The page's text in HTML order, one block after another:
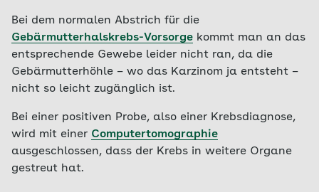
Bei dem normalen Abstrich für die
Gebärmutterhalskrebs-Vorsorge kommt man an das
entsprechende Gewebe leider nicht ran, da die
Gebärmutterhöhle – wo das Karzinom ja entsteht –
nicht so leicht zugänglich ist.
Bei einer positiven Probe, also einer Krebsdiagnose,
wird mit einer Computertomographie
ausgeschlossen, dass der Krebs in weitere Organe
gestreut hat.